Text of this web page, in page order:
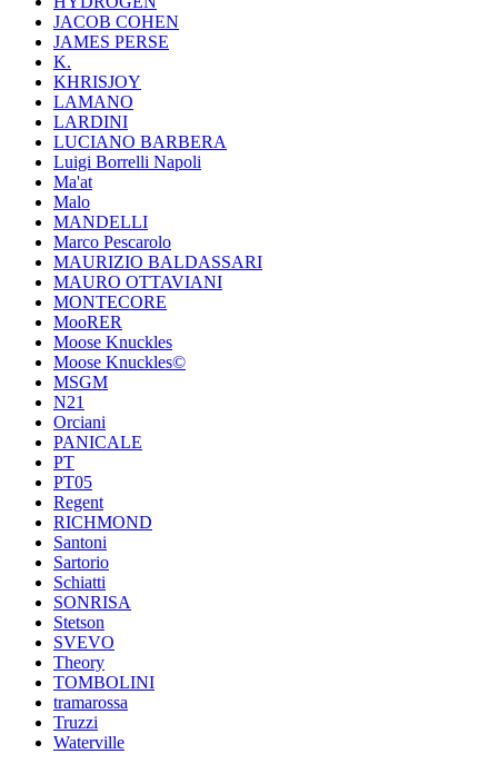
JACOB COHEN
JAMES PERSE
K.
KHRISJOY
LAMANO
LARDINI
LUCIANO BARBERA
Luigi Borrelli Napoli
Ma'at
Malo
MANDELLI
Marco Pescarolo
MAURIZIO BALDASSARI
MAURO OTTAVIANI
MONTECORE
MooRER
Moose Knuckles
Moose Knuckles©️
MSGM
N21
Orciani
PANICALE
PT
PT05
Regent
RICHMOND
Santoni
Sartorio
Schiatti
SONRISA
Stetson
SVEVO
Theory
TOMBOLINI
tramarossa
Truzzi
Waterville